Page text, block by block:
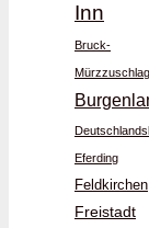
Inn
Bruck-
Mürzzuschlag
Eferding
Feldkirchen
Freistadt